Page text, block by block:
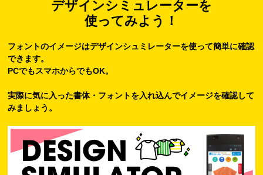
デザインシミュレーターを
使ってみよう！
フォントのイメージはデザインシュミレーターを使って簡単に確認
できます。
PCでもスマホからでもOK。
実際に気に入った書体・フォントを入れ込んでイメージを確認して
みましょう。